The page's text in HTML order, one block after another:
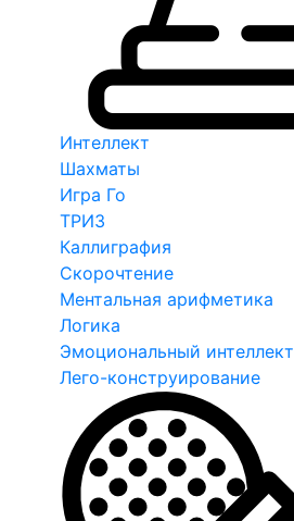
Интеллект
Шахматы
Игра Го
ТРИЗ
Каллиграфия
Скорочтение
Ментальная арифметика
Логика
Эмоциональный интеллект
Лего-конструирование